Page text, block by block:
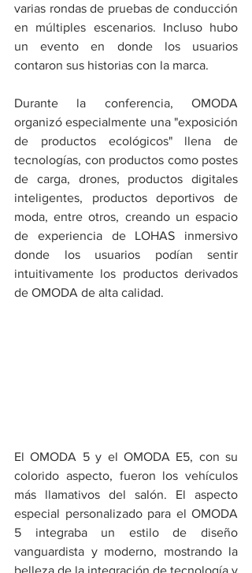
varias rondas de pruebas de conducción
en múltiples escenarios. Incluso hubo
un evento en donde los usuarios
contaron sus historias con la marca.
Durante la conferencia, OMODA
organizó especialmente una "exposición
de productos ecológicos" llena de
tecnologías, con productos como postes
de carga, drones, productos digitales
inteligentes, productos deportivos de
moda, entre otros, creando un espacio
de experiencia de LOHAS inmersivo
donde los usuarios podían sentir
intuitivamente los productos derivados
de OMODA de alta calidad.
El OMODA 5 y el OMODA E5, con su
colorido aspecto, fueron los vehículos
más llamativos del salón. El aspecto
especial personalizado para el OMODA
5 integraba un estilo de diseño
vanguardista y moderno, mostrando la
belleza de la integración de tecnología y